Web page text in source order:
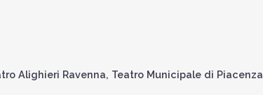
Alighieri Ravenna, Teatro Municipale di Piacenza